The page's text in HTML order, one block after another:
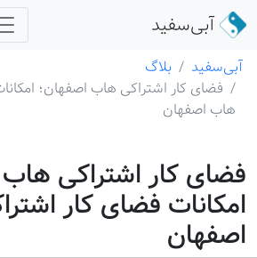
آبی‌سفید
آبی‌سفید
بلاگ
فضای کار اشتراکی هاب اصفهان؛
هاب اصفهان
فضای کار اشتراکی هاب
امکانات فضای کار
اصفهان